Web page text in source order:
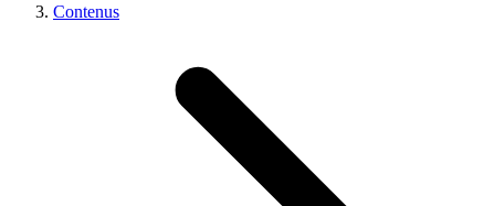
Contenus